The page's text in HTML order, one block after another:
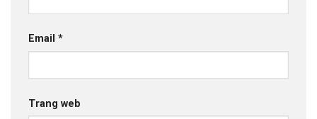
Email *
Trang web